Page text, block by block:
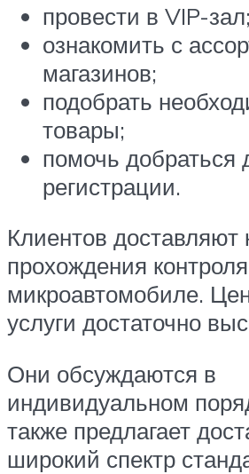
провести в VIP-зал;
ознакомить с
магазинов;
подобрать
товары;
помочь добраться
регистрации.
Клиентов доставляют
прохождения
микроавтомобиле.
услуги достаточно
Они обсуждаются в
индивидуальном
также предлагает
широкий спектр